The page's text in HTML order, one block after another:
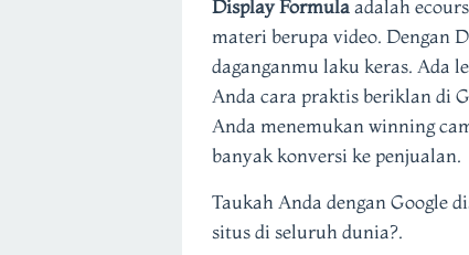
Display Formulaadalah
materi berupa video. Dengan
daganganmu laku keras. Ada
Anda cara praktis beriklan di
Anda menemukan winning
banyak konversi ke penjualan.
Taukah Anda dengan Google
situs di seluruh dunia?.